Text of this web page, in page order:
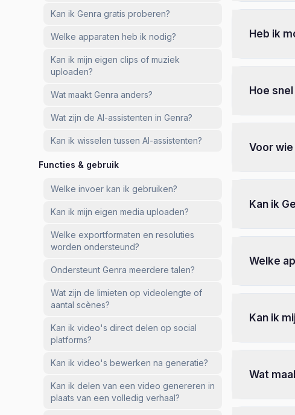
Kan ik Genra gratis proberen?
Welke apparaten heb ik nodig?
Kan ik mijn eigen clips of muziek
uploaden?
Wat maakt Genra anders?
Wat zijn de AI-assistenten in Genra?
Kan ik wisselen tussen AI-assistenten?
Functies & gebruik
Welke invoer kan ik gebruiken?
Kan ik mijn eigen media uploaden?
Welke exportformaten en resoluties
worden ondersteund?
Ondersteunt Genra meerdere talen?
Wat zijn de limieten op videolengte of
aantal scènes?
Kan ik video's direct delen op social
platforms?
Kan ik video's bewerken na generatie?
Kan ik delen van een video genereren in
plaats van een volledig verhaal?
Heb ik
Hoe
Voor wie
Kan ik
Welke
Kan ik
Wat